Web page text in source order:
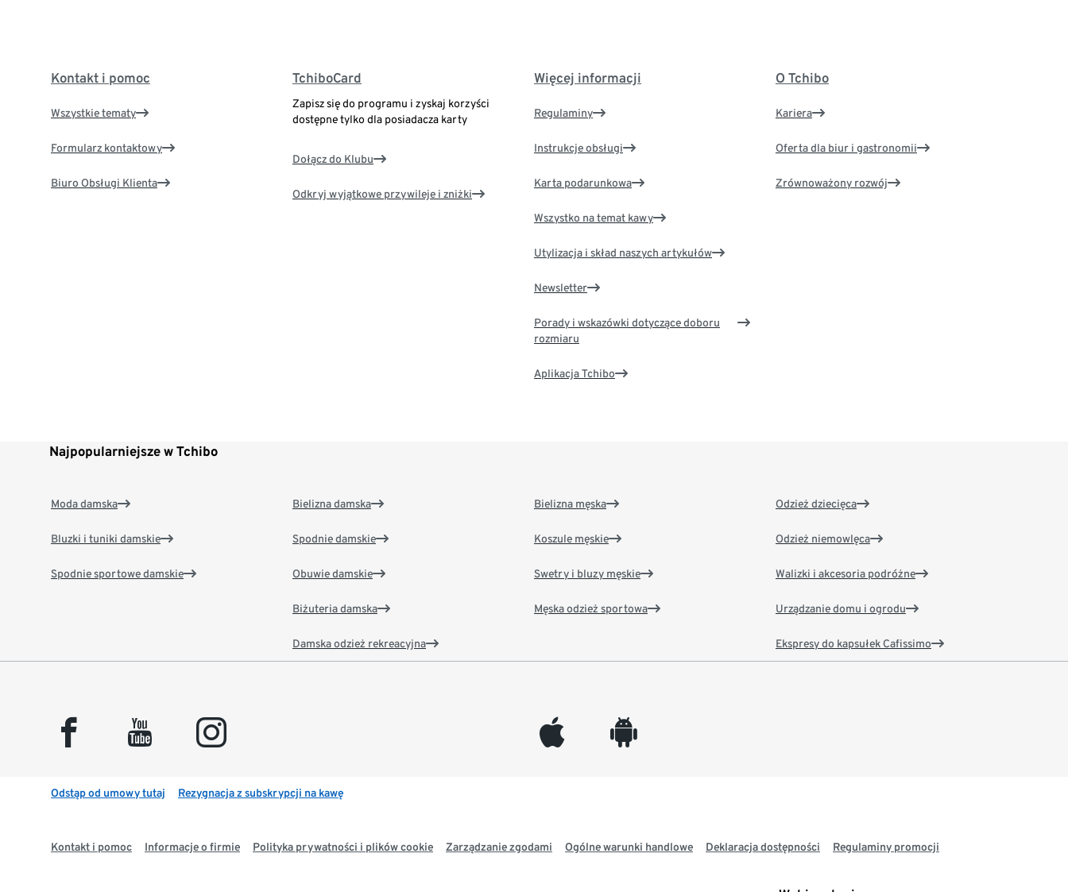
Kontakt i pomoc
Wszystkie tematy
Formularz kontaktowy
Biuro Obsługi Klienta
TchiboCard
Zapisz się do programu i zyskaj korzyści
dostępne tylko dla posiadacza karty
Dołącz do Klubu
Odkryj wyjątkowe przywileje i zniżki
Więcej informacji
Regulaminy
Instrukcje obsługi
Karta podarunkowa
Wszystko na temat kawy
Utylizacja i skład naszych artykułów
Newsletter
Porady i wskazówki dotyczące doboru
rozmiaru
Aplikacja Tchibo
O Tchibo
Kariera
Oferta dla biur i gastronomii
Zrównoważony rozwój
Najpopularniejsze w Tchibo
Moda damska
Bluzki i tuniki damskie
Spodnie sportowe damskie
Bielizna damska
Spodnie damskie
Obuwie damskie
Biżuteria damska
Damska odzież rekreacyjna
Bielizna męska
Koszule męskie
Swetry i bluzy męskie
Męska odzież sportowa
Odzież dziecięca
Odzież niemowlęca
Walizki i akcesoria podróżne
Urządzanie domu i ogrodu
Ekspresy do kapsułek Cafissimo
facebook youtube instagram appleinc android
Odstąp od umowy tutaj Rezygnacja z subskrypcji na kawę
Kontakt i pomoc Informacje o firmie Polityka prywatności i plików cookie Zarządzanie zgodami Ogólne warunki handlowe Deklaracja dostępności Regulaminy promocji